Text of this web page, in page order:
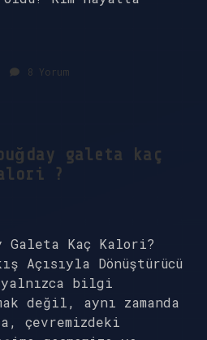
8 Yorum
galeta kaç
?
Galeta Kaç Kalori?
Açısıyla Dönüştürücü
yalnızca bilgi
değil, aynı zamanda
çevremizdeki